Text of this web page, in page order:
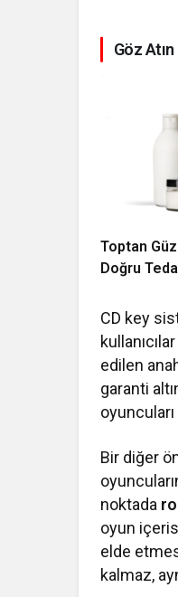
Göz Atın
Toptan
Doğru
CD key
edilen
garanti
Bir diğer
noktada
oyun
elde
kalmaz,